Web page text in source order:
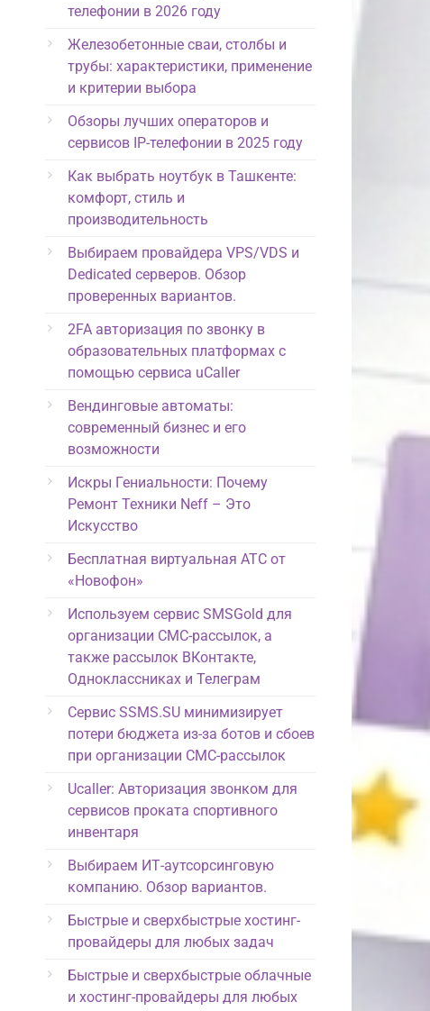
телефонии в 2026 году
Железобетонные сваи, столбы и
трубы: характеристики, применение
и критерии выбора
Обзоры лучших операторов и
сервисов IP-телефонии в 2025 году
Как выбрать ноутбук в Ташкенте:
комфорт, стиль и
производительность
Выбираем провайдера VPS/VDS и
Dedicated серверов. Обзор
проверенных вариантов.
2FA авторизация по звонку в
образовательных платформах с
помощью сервиса uCaller
Вендинговые автоматы:
современный бизнес и его
возможности
Искры Гениальности: Почему
Ремонт Техники Neff – Это
Искусство
Бесплатная виртуальная АТС от
«Новофон»
Используем сервис SMSGold для
организации СМС-рассылок, а
также рассылок ВКонтакте,
Одноклассниках и Телеграм
Сервис SSMS.SU минимизирует
потери бюджета из-за ботов и сбоев
при организации СМС-рассылок
Ucaller: Авторизация звонком для
сервисов проката спортивного
инвентаря
Выбираем ИТ-аутсорсинговую
компанию. Обзор вариантов.
Быстрые и сверхбыстрые хостинг-
провайдеры для любых задач
Быстрые и сверхбыстрые облачные
и хостинг-провайдеры для любых